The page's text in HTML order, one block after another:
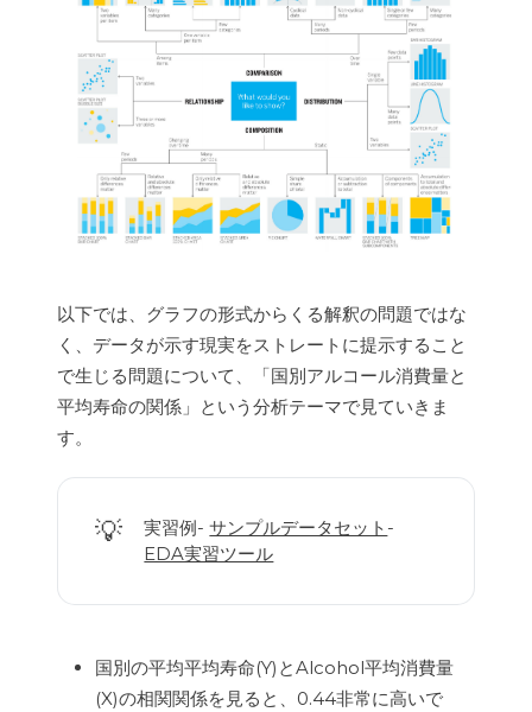
以下では、グラフの形式からくる解釈の問題ではな
く、データが示す現実をストレートに提示すること
で生じる問題について、「国別アルコール消費量と
平均寿命の関係」という分析テーマで見ていきま
す。
💡 実習例-サンプルデータセット -
EDA実習ツール
国別の平均平均寿命(Y)とAlcohol平均消費量
(X)の相関関係を見ると、0.44非常に高いで